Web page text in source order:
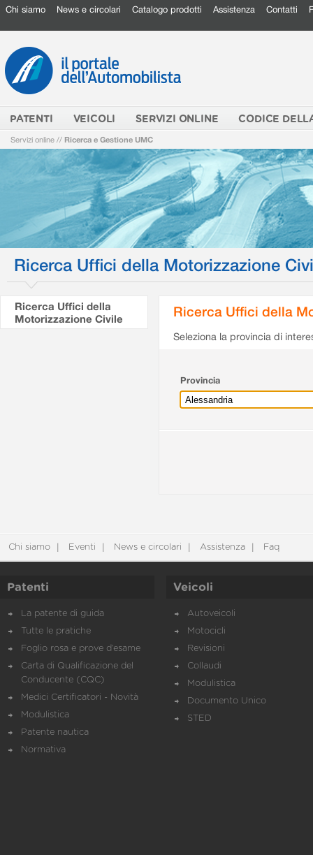
Chi siamo News e circolari Catalogo prodotti Assistenza Contatti
PATENTI VEICOLI SERVIZI ONLINE CODICE
Servizi online // Ricerca e Gestione UMC
Ricerca Uffici della Motorizzazione
Ricerca Uffici della
Motorizzazione Civile
Ricerca Uffici della
Seleziona la provincia di
Provincia
Chi siamo Eventi News e circolari Assistenza Faq
Patenti
La patente di guida
Tutte le pratiche
Foglio rosa e prove d’esame
Carta di Qualificazione del
Conducente (CQC)
Medici Certificatori - Novità
Modulistica
Patente nautica
Normativa
Veicoli
Autoveicoli
Motocicli
Revisioni
Collaudi
Modulistica
Documento Unico
STED